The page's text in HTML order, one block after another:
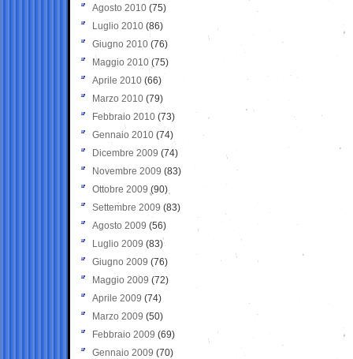
Agosto 2010 (75)
Luglio 2010 (86)
Giugno 2010 (76)
Maggio 2010 (75)
Aprile 2010 (66)
Marzo 2010 (79)
Febbraio 2010 (73)
Gennaio 2010 (74)
Dicembre 2009 (74)
Novembre 2009 (83)
Ottobre 2009 (90)
Settembre 2009 (83)
Agosto 2009 (56)
Luglio 2009 (83)
Giugno 2009 (76)
Maggio 2009 (72)
Aprile 2009 (74)
Marzo 2009 (50)
Febbraio 2009 (69)
Gennaio 2009 (70)